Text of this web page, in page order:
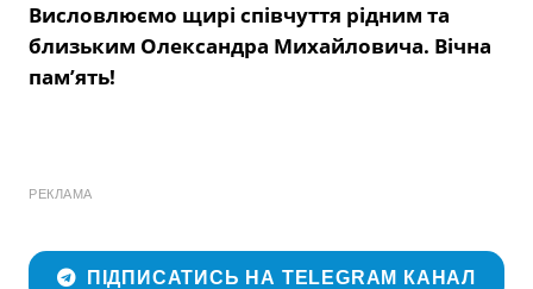
Висловлюємо щирі співчуття рідним та
близьким Олександра Михайловича. Вічна
пам’ять!
РЕКЛАМА
ПІДПИСАТИСЬ НА TELEGRAM КАНАЛ